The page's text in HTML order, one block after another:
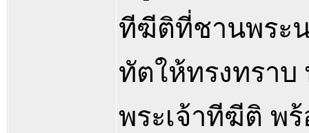
ทีฆีติที่ชานพระน
ทัตให้ทรงทราบ
พระเจ้าทีฆีติ พ